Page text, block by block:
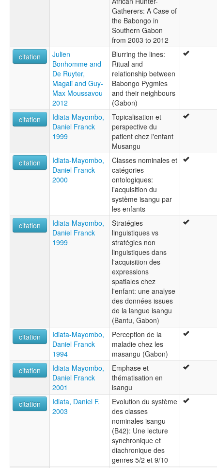
Gatherers: A Case of
the Babongo in
Southern Gabon
from 2003 to 2012
citation
Julien
Bonhomme and
De Ruyter,
Magali and Guy-
Max Moussavou
2012
Blurring the lines:
Ritual and
relationship between
Babongo Pygmies
and their neighbours
(Gabon)
citation
Idiata-Mayombo,
Daniel Franck
1999
Topicalisation et
perspective du
patient chez l'enfant
Musangu
citation
Idiata-Mayombo,
Daniel Franck
2000
Classes nominales et
catégories
ontologiques:
l'acquisition du
système isangu par
les enfants
citation
Idiata-Mayombo,
Daniel Franck
1999
Stratégies
linguistiques vs
stratégies non
linguistiques dans
l'acquisition des
expressions
spatiales chez
l'enfant: une analyse
des données issues
de la langue isangu
(Bantu, Gabon)
citation
Idiata-Mayombo,
Daniel Franck
1994
Perception de la
maladie chez les
masangu (Gabon)
citation
Idiata-Mayombo,
Daniel Franck
2001
Emphase et
thématisation en
isangu
citation
Idiata, Daniel F.
2003
Evolution du système
des classes
nominales isangu
(B42): Une lecture
synchronique et
diachronique des
genres 5/2 et 9/10